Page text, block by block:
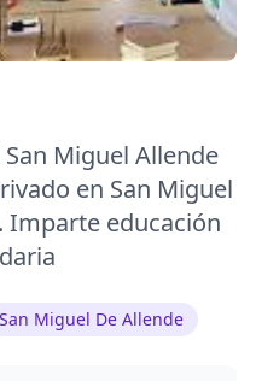
Miguel Allende
en San Miguel
Imparte educación
San Miguel De Allende